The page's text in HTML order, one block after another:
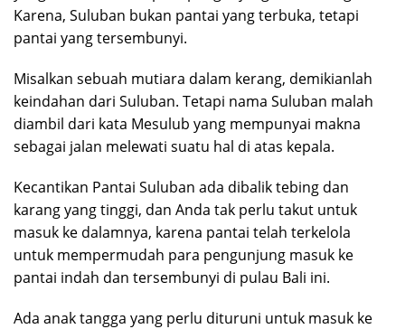
Karena, Suluban bukan pantai yang terbuka, tetapi
pantai yang tersembunyi.
Misalkan sebuah mutiara dalam kerang, demikianlah
keindahan dari Suluban. Tetapi nama Suluban malah
diambil dari kata Mesulub yang mempunyai makna
sebagai jalan melewati suatu hal di atas kepala.
Kecantikan Pantai Suluban ada dibalik tebing dan
karang yang tinggi, dan Anda tak perlu takut untuk
masuk ke dalamnya, karena pantai telah terkelola
untuk mempermudah para pengunjung masuk ke
pantai indah dan tersembunyi di pulau Bali ini.
Ada anak tangga yang perlu dituruni untuk masuk ke